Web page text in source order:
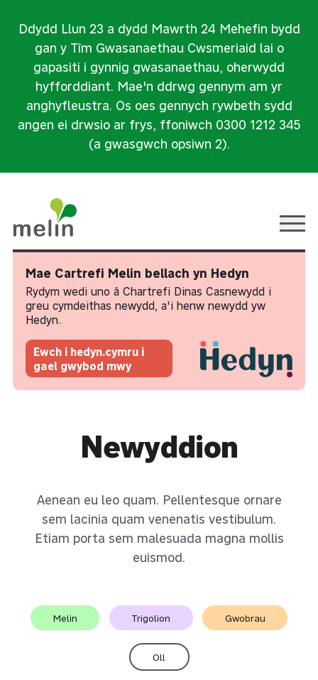
Ddydd Llun 23 a dydd Mawrth 24 Mehefin bydd
gan y Tîm Gwasanaethau Cwsmeriaid lai o
gapasiti i gynnig gwasanaethau, oherwydd
hyfforddiant. Mae'n ddrwg gennym am yr
anghyfleustra. Os oes gennych rywbeth sydd
angen ei drwsio ar frys, ffoniwch 0300 1212 345
(a gwasgwch opsiwn 2).
Mae Cartrefi Melin bellach yn Hedyn
Rydym wedi uno â Chartrefi Dinas Casnewydd i
greu cymdeithas newydd, a'i henw newydd yw
Hedyn.
Ewch i hedyn.cymru i
gael gwybod mwy
Newyddion
Aenean eu leo quam. Pellentesque ornare
sem lacinia quam venenatis vestibulum.
Etiam porta sem malesuada magna mollis
euismod.
Melin Trigolion Gwobrau
Oll